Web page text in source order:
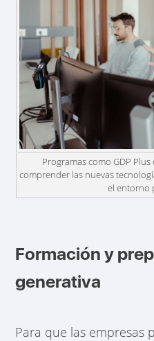
Programas como GDP Plus
comprender las nuevas
el entorno
Formación y
generativa
Para que las empresas